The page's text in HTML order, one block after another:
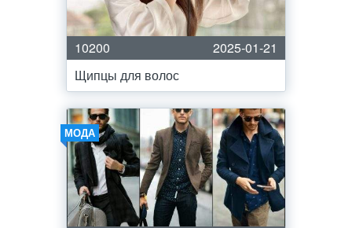
10200
2025-01-21
Щипцы для волос
МОДА